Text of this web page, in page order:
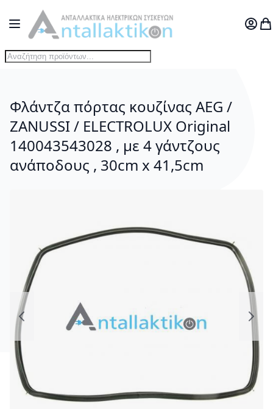
Μετάβαση στο περιεχόμενο
Toggle Nav
Ο
Φλάντζα πόρτας κουζίνας AEG /
ZANUSSI / ELECTROLUX Original
140043543028 , με 4 γάντζους
ανάποδους , 30cm x 41,5cm